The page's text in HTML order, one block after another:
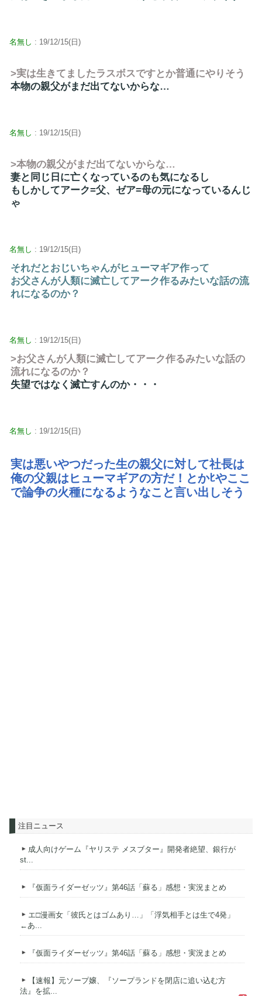
名無し : 19/12/15(日)
>実は生きてましたラスボスですとか普通にやりそう
本物の親父がまだ出てないからな…
名無し : 19/12/15(日)
>本物の親父がまだ出てないからな…
妻と同じ日に亡くなっているのも気になるし
もしかしてアーク=父、ゼア=母の元になっているんじ
ゃ
名無し : 19/12/15(日)
それだとおじいちゃんがヒューマギア作って
お父さんが人類に滅亡してアーク作るみたいな話の流
れになるのか？
名無し : 19/12/15(日)
>お父さんが人類に滅亡してアーク作るみたいな話の
流れになるのか？
失望ではなく滅亡すんのか・・・
名無し : 19/12/15(日)
実は悪いやつだった生の親父に対して社長は
俺の父親はヒューマギアの方だ！とかﾋやここ
で論争の火種になるようなこと言い出しそう
注目ニュース
成人向けゲーム『ヤリステ メスブター』開発者絶望、銀行が
st...
『仮面ライダーゼッツ』第46話「蘇る」感想・実況まとめ
エ□漫画女「彼氏とはゴムあり…」「浮気相手とは生で4発」
←あ...
『仮面ライダーゼッツ』第46話「蘇る」感想・実況まとめ
【速報】元ソープ嬢、『ソープランドを閉店に追い込む方
法』を拡...